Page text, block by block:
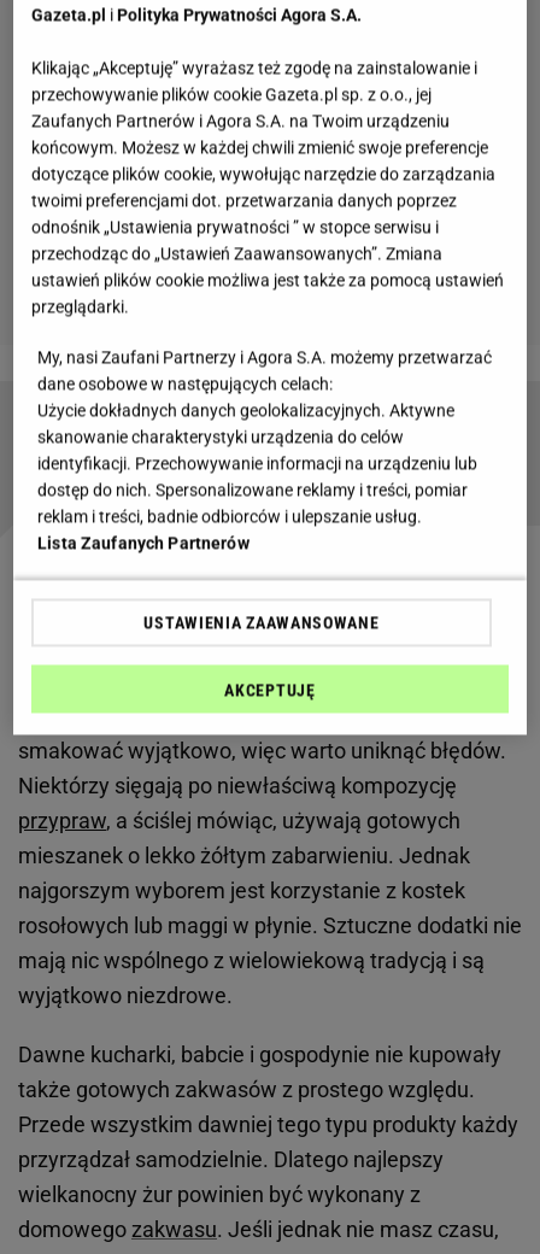
Wygląda jak śniadanie, a jest deserem. Sernik
"jajka sadzone" jest bez pieczenia
Żurek wielkanocny, przepis na najlepszą tradycyjną
to must have w każdym domu.
Wyjątkowe śniadanie serwowane raz w roku musi
smakować wyjątkowo, więc warto uniknąć błędów.
Niektórzy sięgają po niewłaściwą kompozycję
przypraw, a ściślej mówiąc, używają gotowych
mieszanek o lekko żółtym zabarwieniu. Jednak
najgorszym wyborem jest korzystanie z kostek
rosołowych lub maggi w płynie. Sztuczne dodatki nie
mają nic wspólnego z wielowiekową tradycją i są
wyjątkowo niezdrowe.
Dawne kucharki, babcie i gospodynie nie kupowały
także gotowych zakwasów z prostego względu.
Przede wszystkim dawniej tego typu produkty każdy
przyrządzał samodzielnie. Dlatego najlepszy
wielkanocny żur powinien być wykonany z
domowegozakwasu. Jeśli jednak nie masz czasu,
Gazeta.pl iPolityka Prywatności Agora S.A.
Klikając „Akceptuję” wyrażasz też zgodę na zainstalowanie i
przechowywanie plików cookie Gazeta.pl sp. z o.o., jej
Zaufanych Partnerów i Agora S.A. na Twoim urządzeniu
końcowym. Możesz w każdej chwili zmienić swoje preferencje
dotyczące plików cookie, wywołując narzędzie do zarządzania
twoimi preferencjami dot. przetwarzania danych poprzez
odnośnik „Ustawienia prywatności ” w stopce serwisu i
przechodząc do „Ustawień Zaawansowanych”. Zmiana
ustawień plików cookie możliwa jest także za pomocą ustawień
przeglądarki.
My, nasi Zaufani Partnerzy i Agora S.A. możemy przetwarzać
dane osobowe w następujących celach:
Użycie dokładnych danych geolokalizacyjnych. Aktywne
skanowanie charakterystyki urządzenia do celów
identyfikacji. Przechowywanie informacji na urządzeniu lub
dostęp do nich. Spersonalizowane reklamy i treści, pomiar
reklam i treści, badnie odbiorców i ulepszanie usług.
Lista Zaufanych Partnerów
USTAWIENIA ZAAWANSOWANE
AKCEPTUJĘ